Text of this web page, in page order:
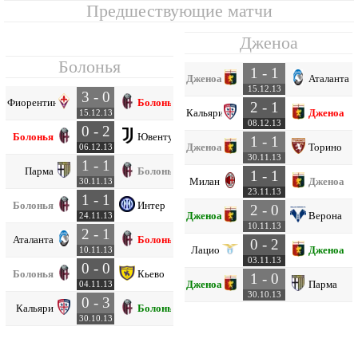
Предшествующие матчи
Болонья
Фиорентина 3 - 0
15.12.13
Болонья
Болонья 0 - 2
06.12.13
Ювентус
Парма 1 - 1
30.11.13
Болонья
Болонья 1 - 1
24.11.13
Интер
Аталанта 2 - 1
10.11.13
Болонья
Болонья 0 - 0
04.11.13
Кьево
Кальяри 0 - 3
30.10.13
Болонья
Дженоа
Дженоа 1 - 1
15.12.13
Аталанта
Кальяри 2 - 1
08.12.13
Дженоа
Дженоа 1 - 1
30.11.13
Торино
Милан 1 - 1
23.11.13
Дженоа
Дженоа 2 - 0
10.11.13
Верона
Лацио 0 - 2
03.11.13
Дженоа
Дженоа 1 - 0
30.10.13
Парма